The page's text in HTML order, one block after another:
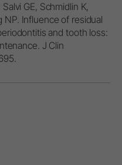
GE, Schmidlin K,
NP. Influence of residual
and tooth loss:
J Clin